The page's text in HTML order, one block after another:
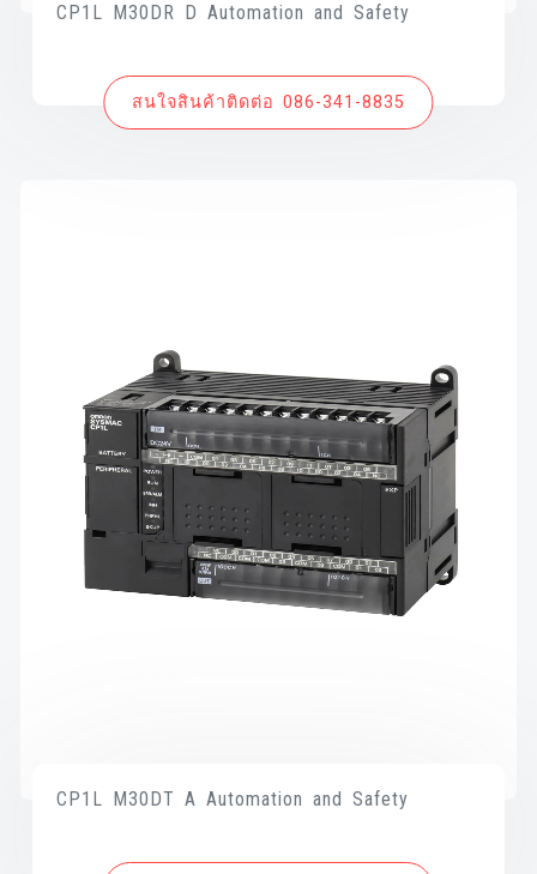
CP1L M30DR D Automation and Safety
สนใจสินค้าติดต่อ 086-341-8835
CP1L M30DT A Automation and Safety